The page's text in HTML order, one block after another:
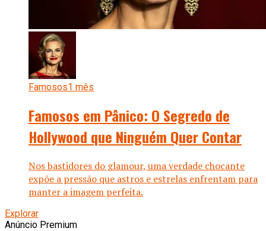
Famosos1 mês
Famosos em Pânico: O Segredo de
Hollywood que Ninguém Quer Contar
Nos bastidores do glamour, uma verdade chocante
expõe a pressão que astros e estrelas enfrentam para
manter a imagem perfeita.
Explorar
Anúncio Premium